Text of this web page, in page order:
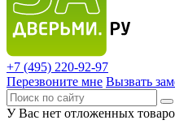
+7 (495) 220-92-97
Перезвоните мне Вызвать
У Вас нет отложенных